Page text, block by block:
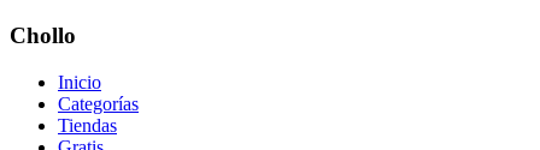
Chollo
Inicio
Categorías
Tiendas